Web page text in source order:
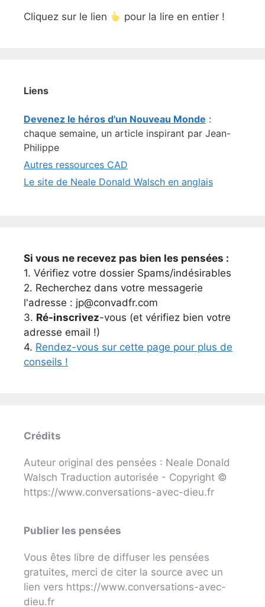
Cliquez sur le lien pour la lire en entier !
Liens
Devenez le héros d'un Nouveau Monde :
chaque semaine, un article inspirant par Jean-
Philippe
Autres ressources CAD
Le site de Neale Donald Walsch en anglais
Si vous ne recevez pas bien les pensées :
1. Vérifiez votre dossier Spams/indésirables
2. Recherchez dans votre messagerie
l'adresse : jp@convadfr.com
3. Ré-inscrivez-vous (et vérifiez bien votre
adresse email !)
4. Rendez-vous sur cette page pour plus de
conseils !
Crédits
Auteur original des pensées : Neale Donald
Walsch Traduction autorisée - Copyright ©
https://www.conversations-avec-dieu.fr
Publier les pensées
Vous êtes libre de diffuser les pensées
gratuites, merci de citer la source avec un
lien vers https://www.conversations-avec-
dieu.fr